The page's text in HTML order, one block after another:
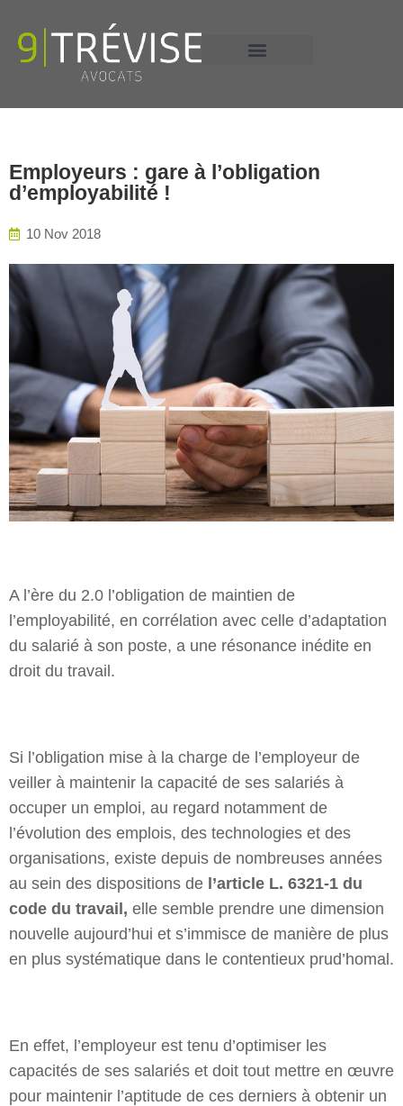
Employeurs : gare à l’obligation
d’employabilité !
10 Nov 2018
A l’ère du 2.0 l’obligation de maintien de
l’employabilité, en corrélation avec celle d’adaptation
du salarié à son poste, a une résonance inédite en
droit du travail.
Si l’obligation mise à la charge de l’employeur de
veiller à maintenir la capacité de ses salariés à
occuper un emploi, au regard notamment de
l’évolution des emplois, des technologies et des
organisations, existe depuis de nombreuses années
au sein des dispositions de l’article L. 6321-1 du
code du travail, elle semble prendre une dimension
nouvelle aujourd’hui et s’immisce de manière de plus
en plus systématique dans le contentieux prud’homal.
En effet, l’employeur est tenu d’optimiser les
capacités de ses salariés et doit tout mettre en œuvre
pour maintenir l’aptitude de ces derniers à obtenir un